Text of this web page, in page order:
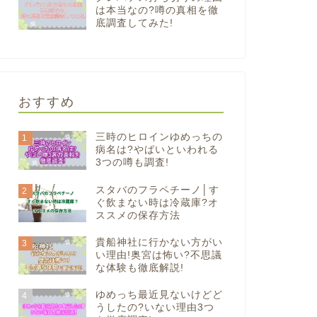
は本当なの?噂の真相を徹
底調査してみた!
おすすめ
1
三時のヒロインゆめっちの
病名は?やばいといわれる
3つの噂も調査!
2
スタバのフラペチーノ│す
ぐ飲まない時は冷蔵庫?オ
ススメの保存方法
3
貴船神社に行かない方がい
い理由!奥宮は怖い?不思議
な体験も徹底解説!
4
ゆめっち最近見ないけどど
うしたの?いない理由3つ